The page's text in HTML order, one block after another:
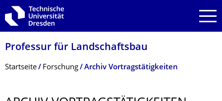
Zur Hauptnavigation springen
Zur Suche springen
Zum Inhalt springen
Professur für Landschaftsbau
Breadcrumb-Menü
Startseite Forschung Archiv Vortragstätigkeiten